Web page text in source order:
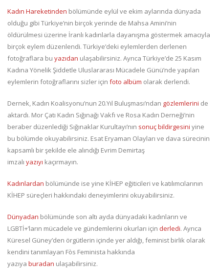
Kadın Hareketinden bölümünde eylül ve ekim aylarında dünyada
olduğu gibi Türkiye’nin birçok yerinde de Mahsa Amini’nin
öldürülmesi üzerine İranlı kadınlarla dayanışma göstermek amacıyla
birçok eylem düzenlendi. Türkiye’deki eylemlerden derlenen
fotoğraflara bu yazıdan ulaşabilirsiniz. Ayrıca Türkiye’de 25 Kasım
Kadına Yönelik Şiddetle Uluslararası Mücadele Günü’nde yapılan
eylemlerin fotoğraflarını sizler için foto albüm olarak derlendi.
Dernek, Kadın Koalisyonu’nun 20.Yıl Buluşması’ndan gözlemlerini de
aktardı. Mor Çatı Kadın Sığınağı Vakfı ve Rosa Kadın Derneği’nin
beraber düzenlediği Sığınaklar Kurultayı’nın sonuç bildirgesini yine
bu bölümde okuyabilirsiniz. Esat Eryaman Olayları ve dava sürecinin
kapsamlı bir şekilde ele alındığı Evrim Demirtaş
imzalı yazıyı kaçırmayın.
Kadınlardan bölümünde ise yine KİHEP eğiticileri ve katılımcılarının
KİHEP süreçleri hakkındaki deneyimlerini okuyabilirsiniz.
Dünyadan bölümünde son altı ayda dünyadaki kadınların ve
LGBTİ+’ların mücadele ve gündemlerini okurları için derledi. Ayrıca
Küresel Güney’den örgütlerin içinde yer aldığı, feminist birlik olarak
kendini tanımlayan Fòs Feminista hakkında
yazıya buradan ulaşabilirsiniz.